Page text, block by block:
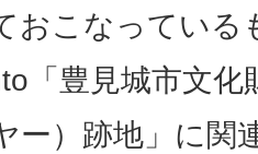
おこなっている
「豊見城市文化
ー）跡地」に関